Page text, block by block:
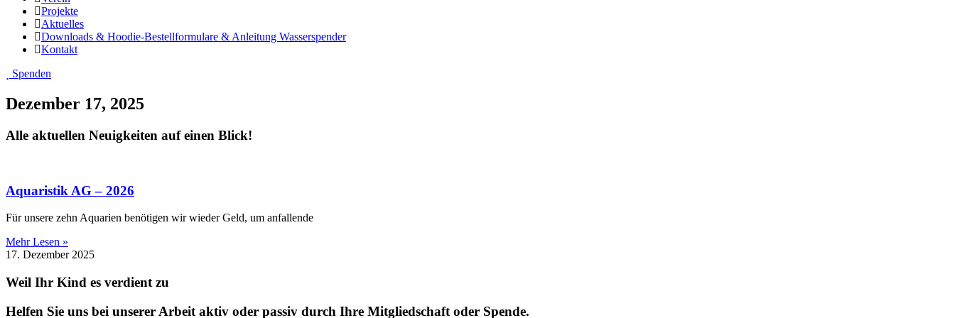
Projekte
Aktuelles
Downloads & Hoodie-Bestellformulare & Anleitung Wasserspender
Kontakt
Spenden
Dezember 17, 2025
Alle aktuellen Neuigkeiten auf einen Blick!
Aquaristik AG – 2026
Für unsere zehn Aquarien benötigen wir wieder Geld, um anfallende
Mehr Lesen »
17. Dezember 2025
Weil Ihr Kind es verdient zu
Helfen Sie uns bei unserer Arbeit aktiv oder passiv durch Ihre Mitgliedschaft oder Spende.